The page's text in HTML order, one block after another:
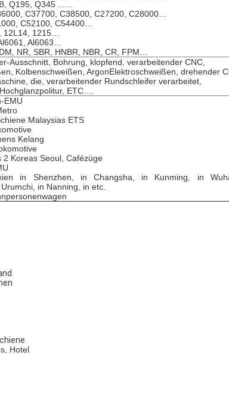
Q195, Q345 ......
C37700, C38500, C27200, C28000…
C52100, C54400…
12L14, 1215…
Al6063…
NR, SBR, HNBR, NBR, CR, FPM…
Ausschnitt, Bohrung, klopfend, verarbeitender CNC,
Kolbenschweißen, ArgonElektroschweißen, drehender
die, verarbeitender Rundschleifer verarbeitet,
ETC….
EMU
Malaysias ETS
Kelang
2 Koreas Seoul, Cafézüge
in Shenzhen, in Changsha, in Kunming, in
in Nanning, in etc.
Hotel